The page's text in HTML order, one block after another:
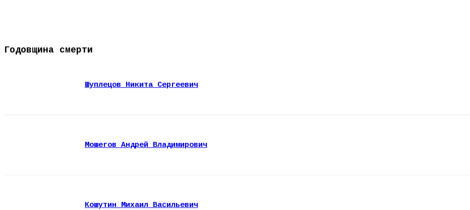
Годовщина смерти
Шуплецов Никита Сергеевич
Мошегов Андрей Владимирович
Кошутин Михаил Васильевич